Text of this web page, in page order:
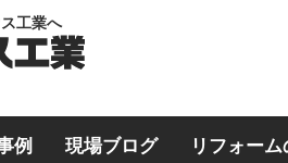
工業へ
例 現場ブログ リフォー